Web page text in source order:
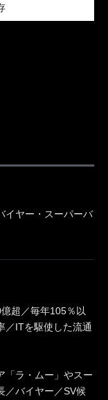
イヤー・スーパーバ
超／毎年105％以
／ITを駆使した流通
「ラ・ムー」やスー
／バイヤー／SV候